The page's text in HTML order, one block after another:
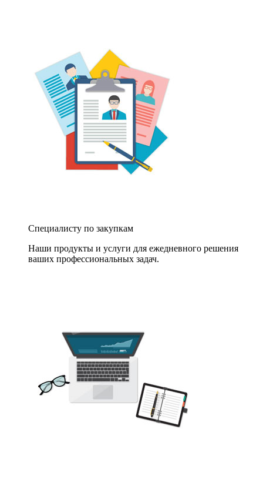
Специалисту по закупкам
Наши продукты и услуги для ежедневного решения
ваших профессиональных задач.